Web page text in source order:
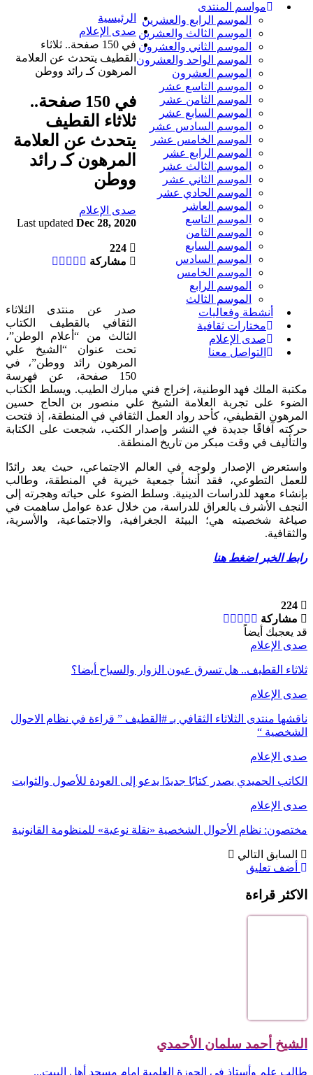
مواسم المنتدى
الموسم الرابع والعشرين
الموسم الثالث والعشرين
الموسم الثاني والعشرون
الموسم الواحد والعشرون
الموسم العشرون
الموسم التاسع عشر
الموسم الثامن عشر
الموسم السابع عشر
الموسم السادس عشر
الموسم الخامس عشر
الموسم الرابع عشر
الموسم الثالث عشر
الموسم الثاني عشر
الموسم الحادي عشر
الموسم العاشر
الموسم التاسع
الموسم الثامن
الموسم السابع
الموسم السادس
الموسم الخامس
الموسم الرابع
الموسم الثالث
أنشطة وفعاليات
مختارات ثقافية
صدى الإعلام
التواصل معنا
الرئيسية
صدى الإعلام
في 150 صفحة.. ثلاثاء
القطيف يتحدث عن العلامة
المرهون كـ رائد ووطن
في 150 صفحة..
ثلاثاء القطيف
يتحدث عن العلامة
المرهون كـ رائد
ووطن
صدى الإعلام
Last updated Dec 28, 2020
224
مشاركة
صدر عن منتدى الثلاثاء
الثقافي بالقطيف الكتاب
الثالث من “أعلام الوطن”،
تحت عنوان “الشيخ علي
المرهون رائد ووطن”، في
150 صفحة، عن فهرسة
مكتبة الملك فهد الوطنية، إخراج فني مبارك الطيب. ويسلط الكتاب
الضوء على تجربة العلامة الشيخ علي منصور بن الحاج حسين
المرهون القطيفي، كأحد رواد العمل الثقافي في المنطقة، إذ فتحت
حركته آفاقًا جديدة في النشر وإصدار الكتب، شجعت على الكتابة
والتأليف في وقت مبكر من تاريخ المنطقة.
واستعرض الإصدار ولوجه في العالم الاجتماعي، حيث يعد رائدًا
للعمل التطوعي، فقد أنشأ جمعية خيرية في المنطقة، وطالب
بإنشاء معهد للدراسات الدينية. وسلط الضوء على حياته وهجرته إلى
النجف الأشرف بالعراق للدراسة، من خلال عدة عوامل ساهمت في
صياغة شخصيته هي؛ البيئة الجغرافية، والاجتماعية، والأسرية،
والثقافية.
رابط الخبر اضغط هنا
224
مشاركة
قد يعجبك أيضاً
صدى الإعلام
ثلاثاء القطيف.. هل تسرق عيون الزوار والسياح أيضا؟
صدى الإعلام
ناقشها منتدى الثلاثاء الثقافي بـ #القطيف ” قراءة في نظام الاحوال
الشخصية “
صدى الإعلام
الكاتب الحميدي يصدر كتابًا جديدًا يدعو إلى العودة للأصول والثوابت
صدى الإعلام
مختصون: نظام الأحوال الشخصية «نقلة نوعية» للمنظومة القانونية
السابق التالي
أضف تعليق
الاكثر قراءة
الشيخ أحمد سلمان الأحمدي
طالب علم وأستاذ في الحوزة العلمية إمام مسجد أهل البيت...